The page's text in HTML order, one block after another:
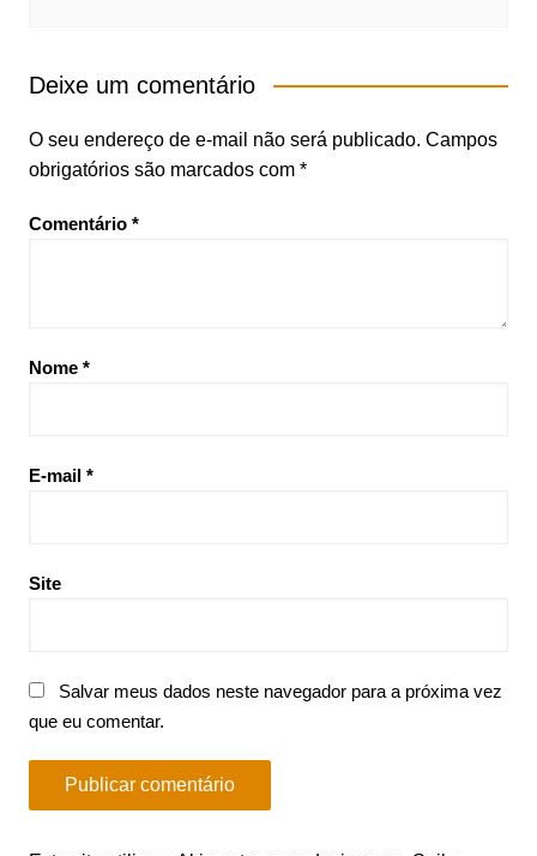
Deixe um comentário
O seu endereço de e-mail não será publicado. Campos
obrigatórios são marcados com *
Comentário *
Nome *
E-mail *
Site
Salvar meus dados neste navegador para a próxima vez
que eu comentar.